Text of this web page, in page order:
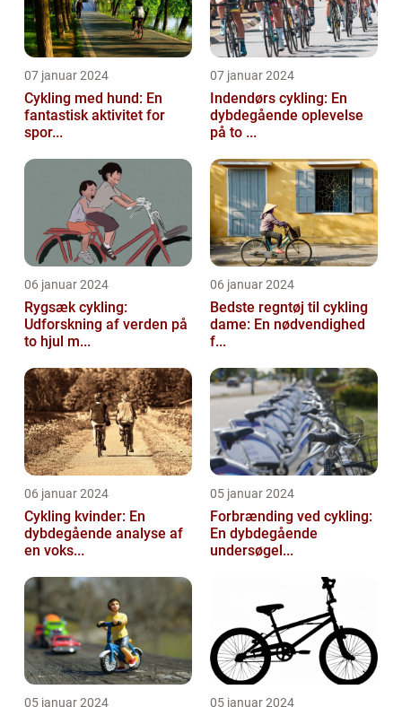
07 januar 2024
Cykling med hund: En
fantastisk aktivitet for
spor...
07 januar 2024
Indendørs cykling: En
dybdegående oplevelse
på to ...
06 januar 2024
Rygsæk cykling:
Udforskning af verden på
to hjul m...
06 januar 2024
Bedste regntøj til cykling
dame: En nødvendighed
f...
06 januar 2024
Cykling kvinder: En
dybdegående analyse af
en voks...
05 januar 2024
Forbrænding ved cykling:
En dybdegående
undersøgel...
05 januar 2024 05 januar 2024